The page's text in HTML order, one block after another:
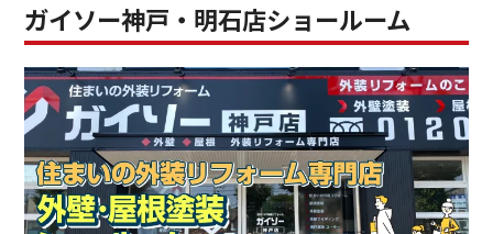
ガイソー神戸・明石店ショールーム